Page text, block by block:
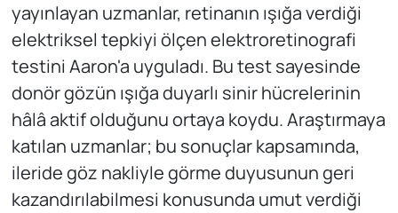
yayınlayan uzmanlar, retinanın ışığa verdiği
elektriksel tepkiyi ölçen elektroretinografi
testini Aaron'a uyguladı. Bu test sayesinde
donör gözün ışığa duyarlı sinir hücrelerinin
hâlâ aktif olduğunu ortaya koydu. Araştırmaya
katılan uzmanlar; bu sonuçlar kapsamında,
ileride göz nakliyle görme duyusunun geri
kazandırılabilmesi konusunda umut verdiği